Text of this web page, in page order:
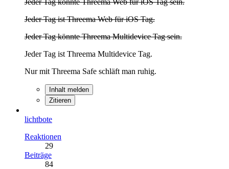
Jeder Tag ist Threema Web für iOS Tag.
Jeder Tag könnte Threema Multidevice Tag sein.
Jeder Tag ist Threema Multidevice Tag.
Nur mit Threema Safe schläft man ruhig.
Inhalt melden
Zitieren
lichtbote
Reaktionen
29
Beiträge
84